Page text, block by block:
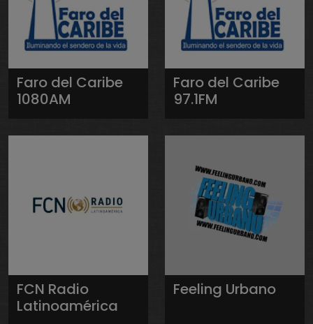
Faro del Caribe
1080AM
Faro del Caribe
97.1FM
FCN Radio
Latinoamérica
Feeling Urbano